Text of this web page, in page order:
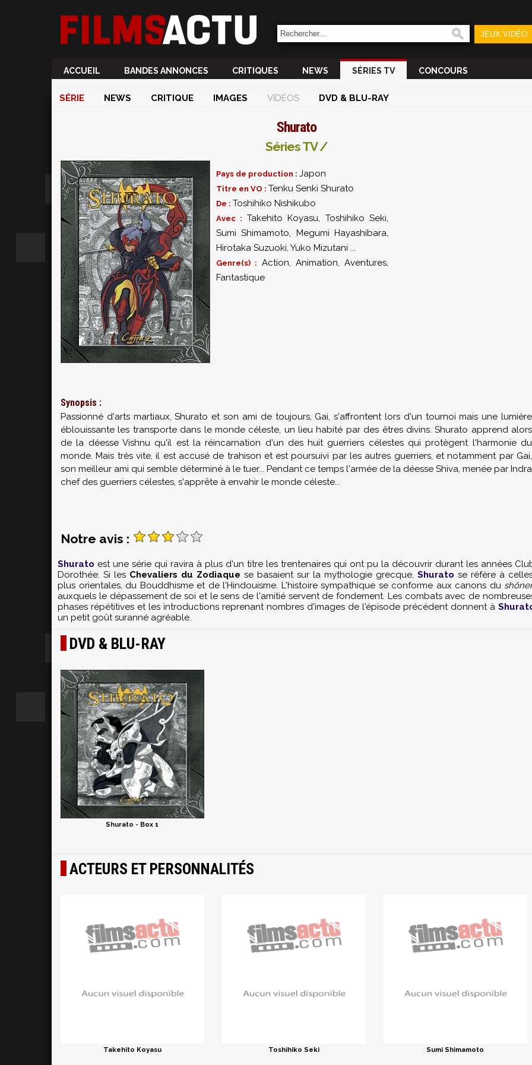
JEUX VIDÉO
ACCUEIL BANDES ANNONCES CRITIQUES NEWS SÉRIES TV CONCOURS
SÉRIE NEWS CRITIQUE IMAGES VIDÉOS DVD & BLU-RAY
Shurato
Séries TV /
Pays de production : Japon
Titre en VO : Tenku Senki Shurato
De : Toshihiko Nishikubo
Avec : Takehito Koyasu, Toshihiko Seki,
Sumi Shimamoto, Megumi Hayashibara,
Hirotaka Suzuoki, Yuko Mizutani ...
Genre(s) : Action, Animation, Aventures,
Fantastique
Synopsis :
Passionné d'arts martiaux, Shurato et son ami de toujours, Gai, s'affrontent lors d'un tournoi mais une lumière
éblouissante les transporte dans le monde céleste, un lieu habité par des êtres divins. Shurato apprend alors
de la déesse Vishnu qu'il est la réincarnation d'un des huit guerriers célestes qui protègent l'harmonie du
monde. Mais très vite, il est accusé de trahison et est poursuivi par les autres guerriers, et notamment par Gai,
son meilleur ami qui semble déterminé à le tuer... Pendant ce temps l'armée de la déesse Shiva, menée par Indra
chef des guerriers célestes, s'apprête à envahir le monde céleste...
Notre avis :
Shurato est une série qui ravira à plus d'un titre les trentenaires qui ont pu la découvrir durant les années
Dorothée. Si les Chevaliers du Zodiaque se basaient sur la mythologie grecque, Shurato se réfère à
plus orientales, du Bouddhisme et de l'Hindouisme. L'histoire sympathique se conforme aux canons du
auxquels le dépassement de soi et le sens de l'amitié servent de fondement. Les combats avec de
phases répétitives et les introductions reprenant nombres d'images de l'épisode précédent donnent à
un petit goût suranné agréable.
DVD & BLU-RAY
Shurato - Box 1
ACTEURS ET PERSONNALITÉS
Takehito Koyasu Toshihiko Seki Sumi Shimamoto